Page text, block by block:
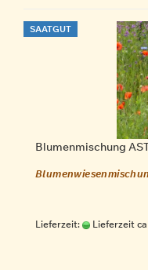
SAATGUT
Blumenmischung
Lieferzeit: Lieferzeit